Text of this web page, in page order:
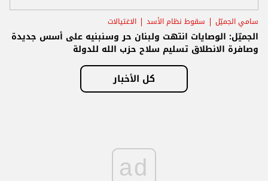
سامي الجميّل سقوط نظام الأسد الاغتيالات
الجميّل: الوصايات انتهت ولبنان حر وسنبنيه على أسس جديدة
وصافرة الانطلاق تسليم سلاح حزب الله للدولة
كل الأخبار
ad